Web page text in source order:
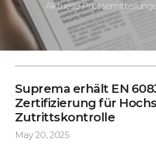
Aktuelle
Suprema erhält EN
Zertifizierung für
Zutrittskontrolle
May 20, 2025